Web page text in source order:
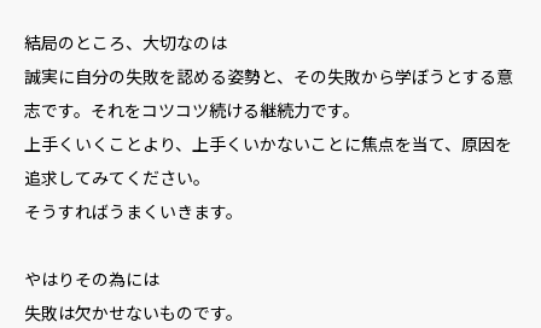
結局のところ、大切なのは
誠実に自分の失敗を認める姿勢と、その失敗から学ぼうとする意
志です。それをコツコツ続ける継続力です。
上手くいくことより、上手くいかないことに焦点を当て、原因を
追求してみてください。
そうすればうまくいきます。
やはりその為には
失敗は欠かせないものです。